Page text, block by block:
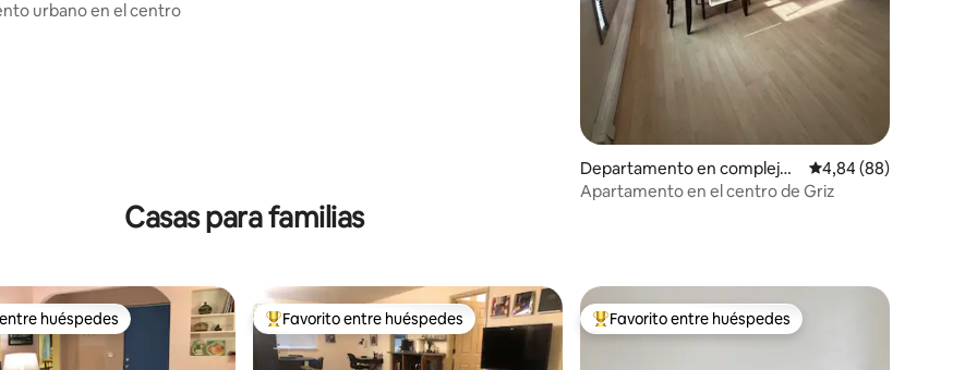
Missoula
urbano en el centro
Departamento en complejo r
esidencial en Missoula
Calificación
4,84 (88)
Apartamento en el centro de Griz
Casas para familias
huéspedes
huéspedes Favorito entre los huéspedes más destacados
Favorito entre huéspedes Favorito entre los huéspedes más destacados
Favorito entre huéspedes